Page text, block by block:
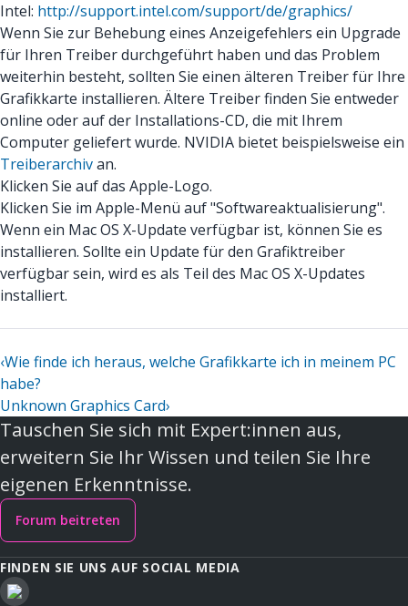
Intel: http://support.intel.com/support/de/graphics/
Wenn Sie zur Behebung eines Anzeigefehlers ein Upgrade
für Ihren Treiber durchgeführt haben und das Problem
weiterhin besteht, sollten Sie einen älteren Treiber für Ihre
Grafikkarte installieren. Ältere Treiber finden Sie entweder
online oder auf der Installations-CD, die mit Ihrem
Computer geliefert wurde. NVIDIA bietet beispielsweise ein
Treiberarchivan.
Klicken Sie auf das Apple-Logo.
Klicken Sie im Apple-Menü auf "Softwareaktualisierung".
Wenn ein Mac OS X-Update verfügbar ist, können Sie es
installieren. Sollte ein Update für den Grafiktreiber
verfügbar sein, wird es als Teil des Mac OS X-Updates
installiert.
‹Wie finde ich heraus, welche Grafikkarte ich in meinem PC
habe?
Unknown Graphics Card›
Tauschen Sie sich mit Expert:innen aus,
erweitern Sie Ihr Wissen und teilen Sie Ihre
eigenen Erkenntnisse.
Forum beitreten
FINDEN SIE UNS AUF SOCIAL MEDIA